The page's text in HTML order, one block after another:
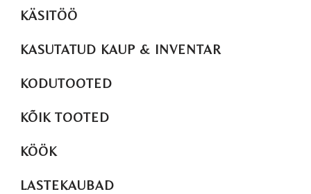
KÄSITÖÖ
KASUTATUD KAUP & INVENTAR
KODUTOOTED
KÕIK TOOTED
KÖÖK
LASTEKAUBAD